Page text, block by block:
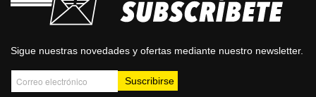
Sigue nuestras novedades y ofertas mediante nuestro newsletter.